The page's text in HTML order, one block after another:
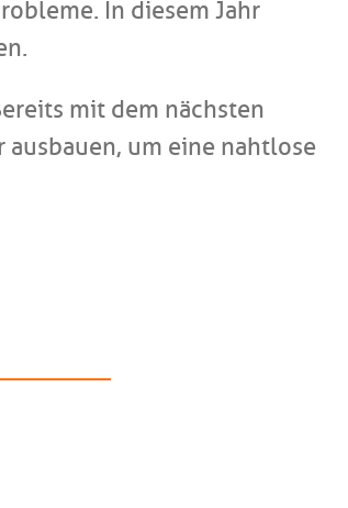
In diesem Jahr
mit dem nächsten
um eine nahtlose